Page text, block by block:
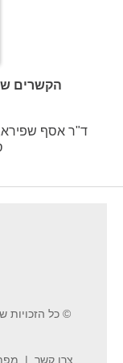
הקשרים
ד"ר אסף שפירא,
© כל הזכויות
צרו קשר